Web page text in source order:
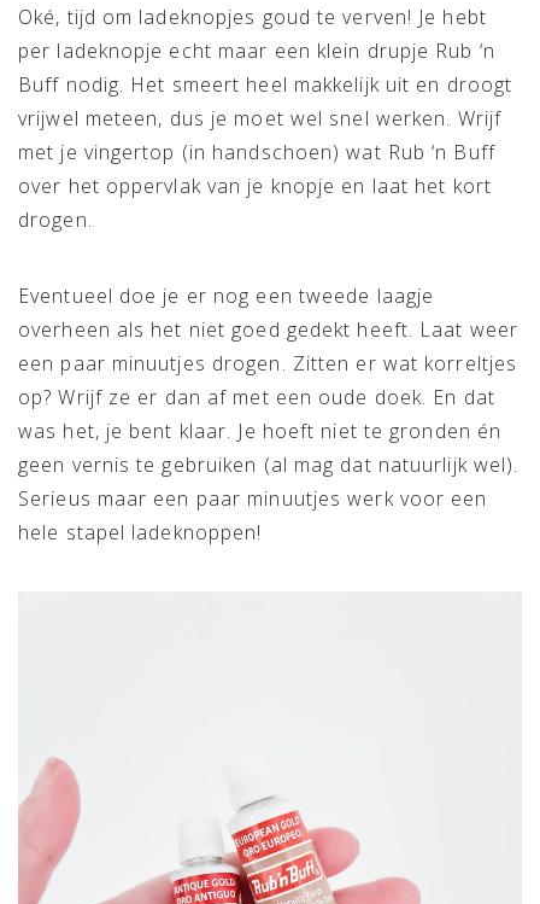
Oké, tijd om ladeknopjes goud te verven! Je hebt
per ladeknopje echt maar een klein drupje Rub ‘n
Buff nodig. Het smeert heel makkelijk uit en droogt
vrijwel meteen, dus je moet wel snel werken. Wrijf
met je vingertop (in handschoen) wat Rub ‘n Buff
over het oppervlak van je knopje en laat het kort
drogen.
Eventueel doe je er nog een tweede laagje
overheen als het niet goed gedekt heeft. Laat weer
een paar minuutjes drogen. Zitten er wat korreltjes
op? Wrijf ze er dan af met een oude doek. En dat
was het, je bent klaar. Je hoeft niet te gronden én
geen vernis te gebruiken (al mag dat natuurlijk wel).
Serieus maar een paar minuutjes werk voor een
hele stapel ladeknoppen!